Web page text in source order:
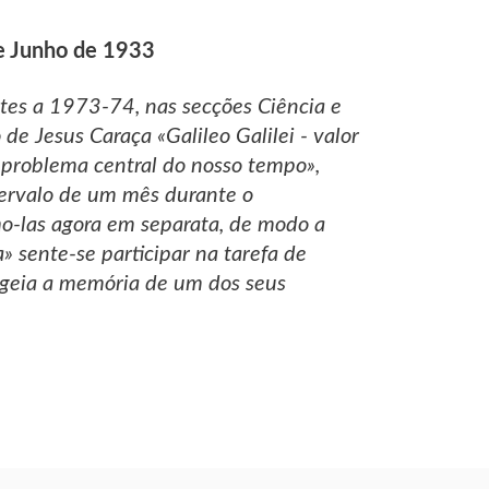
Junho de 1933
a 1973-74, nas secções Ciência e
Jesus Caraça «Galileo Galilei - valor
central do nosso tempo»,
de um mês durante o
las agora em separata, de modo a
sente-se participar na tarefa de
a memória de um dos seus